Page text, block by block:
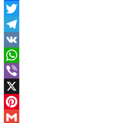
Facebook
Twitter
Telegram
VK
WhatsApp
Viber
X
Pinterest